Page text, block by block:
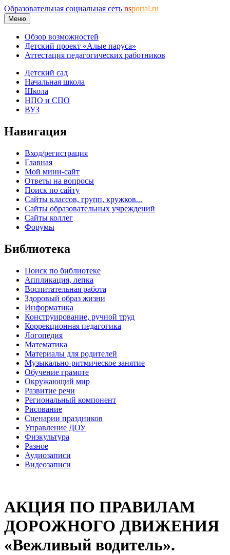
Образовательная социальная сеть nsportal.ru
Меню
Обзор возможностей
Детский проект «Алые паруса»
Аттестация педагогических работников
Детский сад
Начальная школа
Школа
НПО и СПО
ВУЗ
Навигация
Вход/регистрация
Главная
Мой мини-сайт
Ответы на вопросы
Поиск по сайту
Сайты классов, групп, кружков...
Сайты образовательных учреждений
Сайты коллег
Форумы
Библиотека
Поиск по библиотеке
Аппликация, лепка
Воспитательная работа
Здоровый образ жизни
Информатика
Конструирование, ручной труд
Коррекционная педагогика
Логопедия
Математика
Материалы для родителей
Музыкально-ритмическое занятие
Обучение грамоте
Окружающий мир
Развитие речи
Региональный компонент
Рисование
Сценарии праздников
Управление ДОУ
Физкультура
Разное
Аудиозаписи
Видеозаписи
АКЦИЯ ПО ПРАВИЛАМ
ДОРОЖНОГО ДВИЖЕНИЯ
«Вежливый водитель».